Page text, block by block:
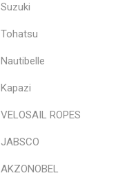
Suzuki
Tohatsu
Nautibelle
Kapazi
VELOSAIL ROPES
JABSCO
AKZONOBEL